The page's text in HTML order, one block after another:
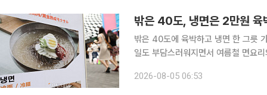
밖은 40도, 냉면은 2만원
밖은 40도에 육박하고 냉면 한 그릇
일도 부담스러워지면서 여름철 면요리의 무
름을 담은 ‘집에서 먹는 전문점 냉면’
2026-08-05 06:53